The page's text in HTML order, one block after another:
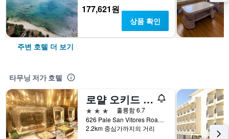
177,621원
상품 확인
주변 호텔 더 보기
타무닝 저가 호텔
로얄 오키드 호텔 괌
3성급
훌륭함 6.7
626 Pale San Vitores Road, 타무닝, 괌
2.2km 중심가까지의 거리